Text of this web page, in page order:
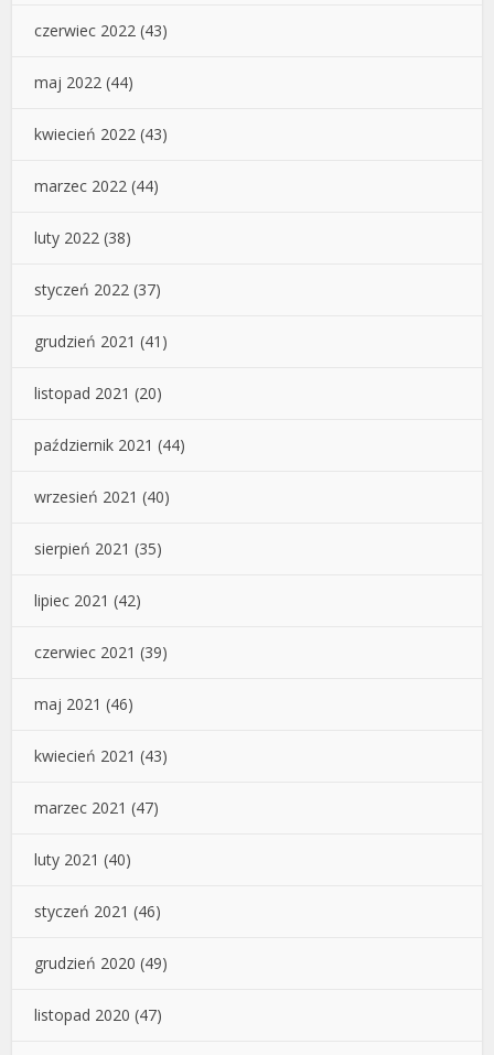
czerwiec 2022 (43)
maj 2022 (44)
kwiecień 2022 (43)
marzec 2022 (44)
luty 2022 (38)
styczeń 2022 (37)
grudzień 2021 (41)
listopad 2021 (20)
październik 2021 (44)
wrzesień 2021 (40)
sierpień 2021 (35)
lipiec 2021 (42)
czerwiec 2021 (39)
maj 2021 (46)
kwiecień 2021 (43)
marzec 2021 (47)
luty 2021 (40)
styczeń 2021 (46)
grudzień 2020 (49)
listopad 2020 (47)